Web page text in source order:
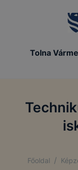
Tolna
Főoldal /